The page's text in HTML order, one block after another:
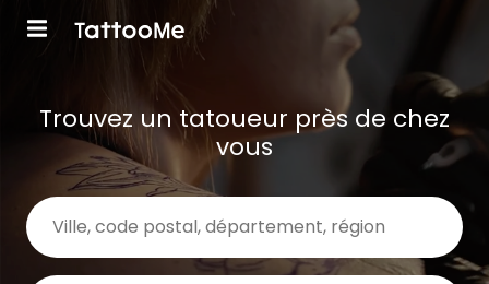
Trouvez un tatoueur près de chez
vous